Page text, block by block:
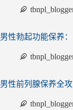
男性勃起功能保养
男性前列腺保养全